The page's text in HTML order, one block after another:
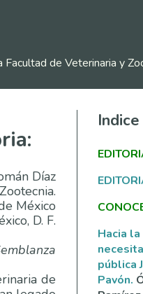
de Veterinaria y
Díaz
México
D. F.
de
Indice
Hacia
pública
Pavón.